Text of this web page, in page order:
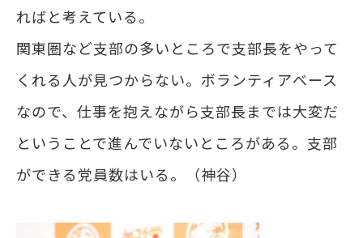
ればと考えている。
関東圏など支部の多いところで支部長をやって
くれる人が見つからない。ボランティアベース
なので、仕事を抱えながら支部長までは大変だ
ということで進んでいないところがある。支部
ができる党員数はいる。（神谷）